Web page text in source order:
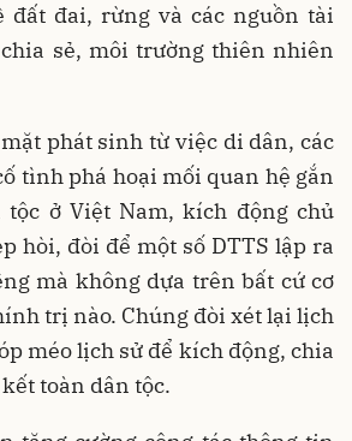
đất đai, rừng và các nguồn tài
sẻ, môi trường thiên nhiên
phát sinh từ việc di dân, các
tình phá hoại mối quan hệ gắn
tộc ở Việt Nam, kích động chủ
hòi, đòi để một số DTTS lập ra
mà không dựa trên bất cứ cơ
trị nào. Chúng đòi xét lại lịch
méo lịch sử để kích động, chia
toàn dân tộc.